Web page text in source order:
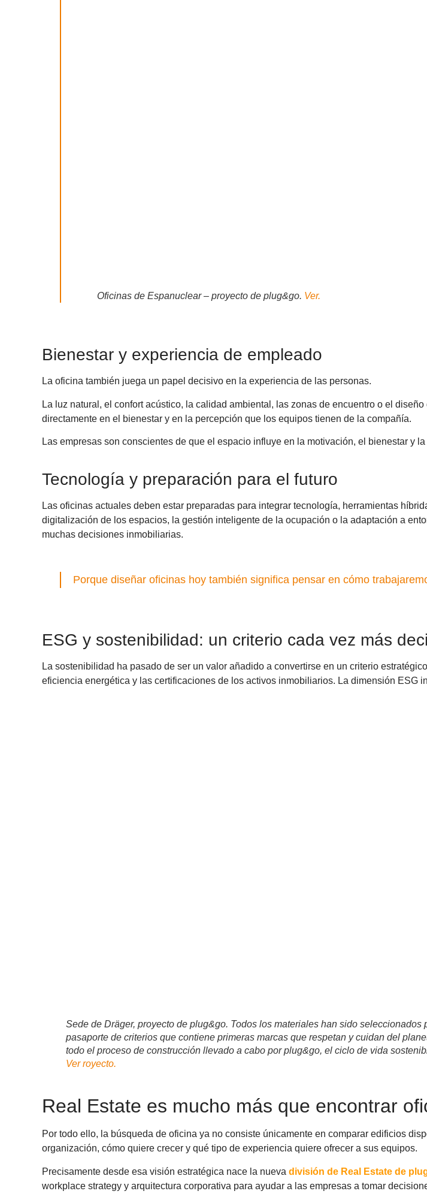
Oficinas de Espanuclear – proyecto de plug&go. Ver.
Bienestar y experiencia de empleado
La oficina también juega un papel decisivo en la experiencia de las personas.
La luz natural, el confort acústico, la calidad ambiental, las zonas de encuentro o el
directamente en el bienestar y en la percepción que los equipos tienen de la compañía.
Las empresas son conscientes de que el espacio influye en la motivación, el bienestar y
Tecnología y preparación para el futuro
Las oficinas actuales deben estar preparadas para integrar tecnología, herramientas
digitalización de los espacios, la gestión inteligente de la ocupación o la adaptación a
muchas decisiones inmobiliarias.
Porque diseñar oficinas hoy también significa pensar en cómo
ESG y sostenibilidad: un criterio cada vez más
La sostenibilidad ha pasado de ser un valor añadido a convertirse en un criterio
eficiencia energética y las certificaciones de los activos inmobiliarios. La dimensión ESG
Sede de Dräger, proyecto de plug&go. Todos los materiales han sido seleccionados
pasaporte de criterios que contiene primeras marcas que respetan y cuidan del
todo el proceso de construcción llevado a cabo por plug&go, el ciclo de vida
Ver royecto.
Real Estate es mucho más que encontrar
Por todo ello, la búsqueda de oficina ya no consiste únicamente en comparar edificios
organización, cómo quiere crecer y qué tipo de experiencia quiere ofrecer a sus equipos.
Precisamente desde esa visión estratégica nace la nueva división de Real Estate de
workplace strategy y arquitectura corporativa para ayudar a las empresas a tomar